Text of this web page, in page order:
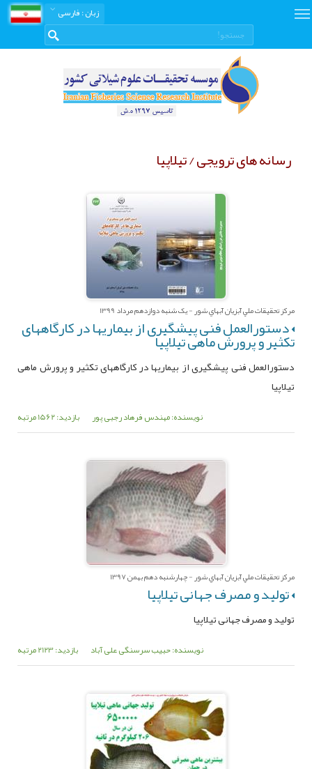
زبان: فارسی
رسانه های ترویجی / تیلاپیا
مرکز تحقيقات ملي آبزيان آبهاي شور - یک شنبه دوازدهم مرداد 1399
دستورالعمل فنی پیشگیری از بیماریها در کارگاههای
تکثیر و پرورش ماهی تیلاپیا
دستورالعمل فنی پیشگیری از بیماریها در کارگاههای تکثیر و پرورش ماهی
تیلاپیا
نویسنده: مهندس فرهاد رجبی پور بازدید: 1562 مرتبه
مرکز تحقيقات ملي آبزيان آبهاي شور - چهارشنبه دهم بهمن 1397
تولید و مصرف جهانی تیلاپیا
تولید و مصرف جهانی تیلاپیا
نویسنده: حبیب سرسنگی علی آباد بازدید: 2123 مرتبه